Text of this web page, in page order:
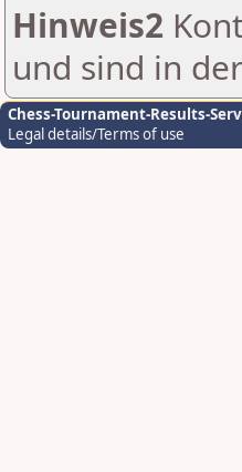
Hinweis2
und sind in
Chess-Tournament-Results-
Legal details/Terms of use